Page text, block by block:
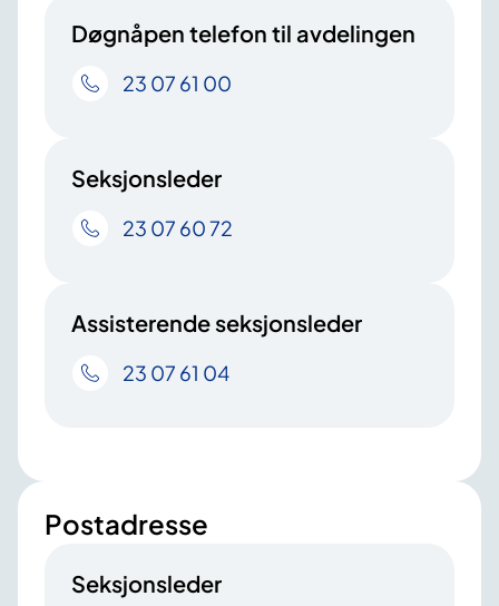
Døgnåpen telefon til avdelingen
23 07 61 00
Seksjonsleder
23 07 60 72
Assisterende seksjonsleder
23 07 61 04
Postadresse
Seksjonsleder